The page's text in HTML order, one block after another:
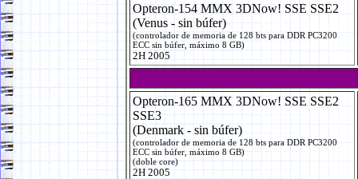
Opteron-154 MMX 3DNow! SSE SSE2
(Venus - sin búfer)
(controlador de memoria de 128 bts para DDR PC3200
ECC sin búfer, máximo 8 GB)
2H 2005
Opteron-165 MMX 3DNow! SSE SSE2
SSE3
(Denmark - sin búfer)
(controlador de memoria de 128 bts para DDR PC3200
ECC sin búfer, máximo 8 GB)
(doble core)
2H 2005